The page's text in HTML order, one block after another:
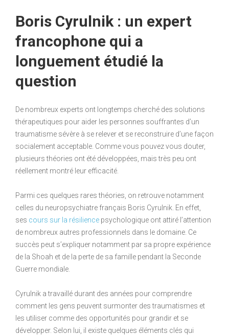
Boris Cyrulnik : un expert
francophone qui a
longuement étudié la
question
De nombreux experts ont longtemps cherché des solutions
thérapeutiques pour aider les personnes souffrantes d’un
traumatisme sévère à se relever et se reconstruire d’une façon
socialement acceptable. Comme vous pouvez vous douter,
plusieurs théories ont été développées, mais très peu ont
réellement montré leur efficacité.
Parmi ces quelques rares théories, on retrouve notamment
celles du neuropsychiatre français Boris Cyrulnik. En effet,
ses cours sur la résilience psychologique ont attiré l’attention
de nombreux autres professionnels dans le domaine. Ce
succès peut s’expliquer notamment par sa propre expérience
de la Shoah et de la perte de sa famille pendant la Seconde
Guerre mondiale.
Cyrulnik a travaillé durant des années pour comprendre
comment les gens peuvent surmonter des traumatismes et
les utiliser comme des opportunités pour grandir et se
développer. Selon lui, il existe quelques éléments clés qui